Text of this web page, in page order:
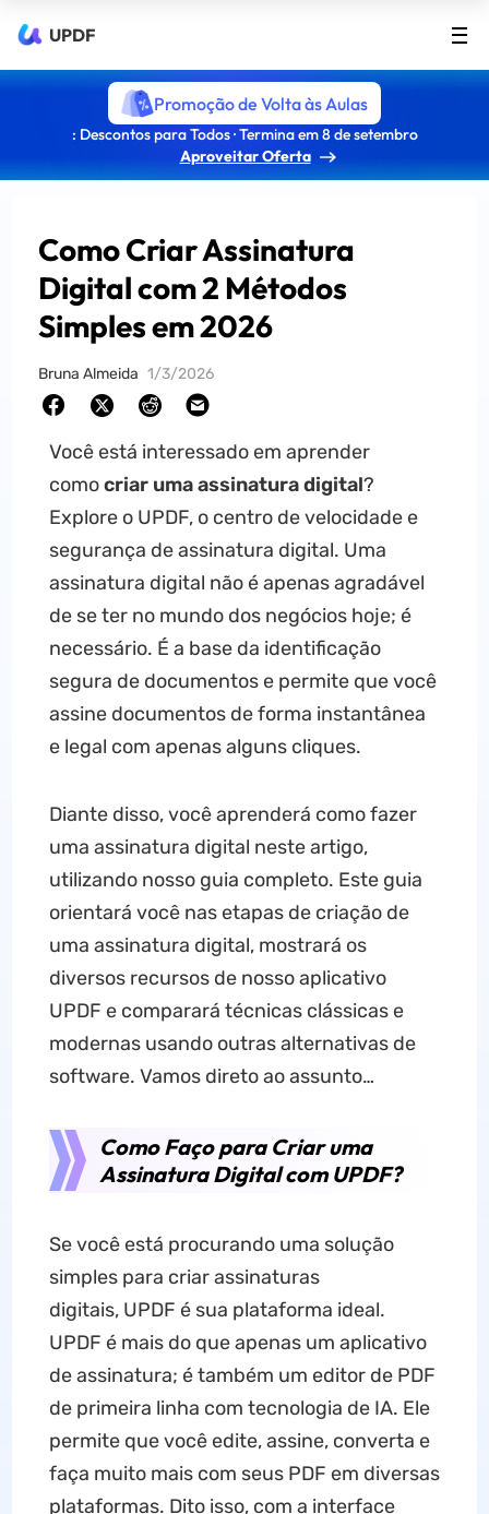
UPDF
Promoção de Volta às Aulas
: Descontos para Todos · Termina em 8 de setembro
Aproveitar Oferta
Como Criar Assinatura
Digital com 2 Métodos
Simples em 2026
Bruna Almeida 1/3/2026
Você está interessado em aprender
comocriar uma assinatura digital?
Explore o UPDF, o centro de velocidade e
segurança de assinatura digital. Uma
assinatura digital não é apenas agradável
de se ter no mundo dos negócios hoje; é
necessário. É a base da identificação
segura de documentos e permite que você
assine documentos de forma instantânea
e legal com apenas alguns cliques.
Diante disso, você aprenderá como fazer
uma assinatura digital neste artigo,
utilizando nosso guia completo. Este guia
orientará você nas etapas de criação de
uma assinatura digital, mostrará os
diversos recursos de nosso aplicativo
UPDF e comparará técnicas clássicas e
modernas usando outras alternativas de
software. Vamos direto ao assunto…
Como Faço para Criar uma
Assinatura Digital com UPDF?
Se você está procurando uma solução
simples para criar assinaturas
digitais, UPDF é sua plataforma ideal.
UPDF é mais do que apenas um aplicativo
de assinatura; é também um editor de PDF
de primeira linha com tecnologia de IA. Ele
permite que você edite, assine, converta e
faça muito mais com seus PDF em diversas
plataformas. Dito isso, com a interface